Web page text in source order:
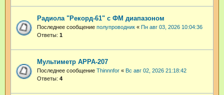
Радиола "Рекорд-61" с ФМ диапазоном
Последнее сообщение полупроводник « Пн авг 03, 2026 10:04:36
Ответы: 1
Мультиметр APPA-207
Последнее сообщение Thinnnfor « Вс авг 02, 2026 21:18:42
Ответы: 4